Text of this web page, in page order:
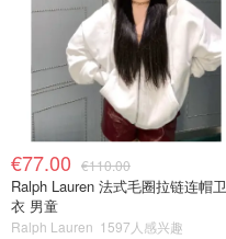
€77.00 €110.00
Ralph Lauren 法式毛圈拉链连帽卫
衣 男童
Ralph Lauren 1597人感兴趣